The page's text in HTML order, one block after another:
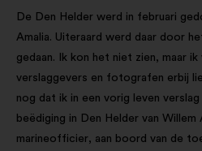
De Den Helder werd in februari
Amalia. Uiteraard werd daar door
gedaan. Ik kon het niet zien, maar
verslaggevers en fotografen erbij
nog dat ik in een vorig leven
beëdiging in Den Helder van
marineofficier, aan boord van de